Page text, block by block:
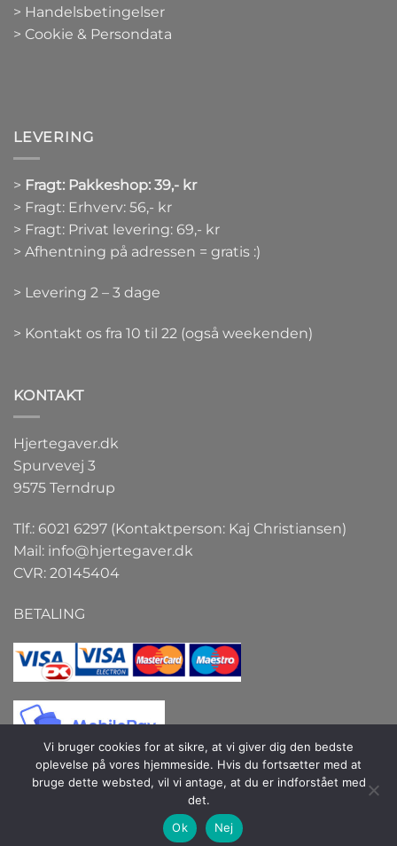
> Handelsbetingelser
> Cookie & Persondata
LEVERING
> Fragt: Pakkeshop: 39,- kr
> Fragt: Erhverv: 56,- kr
> Fragt: Privat levering: 69,- kr
> Afhentning på adressen = gratis :)
> Levering 2 – 3 dage
> Kontakt os fra 10 til 22 (også weekenden)
KONTAKT
Hjertegaver.dk
Spurvevej 3
9575 Terndrup
Tlf.: 6021 6297 (Kontaktperson: Kaj Christiansen)
Mail: info@hjertegaver.dk
CVR: 20145404
BETALING
Hjertegaver.dk| Hjertegaver.dk er et
selskab under firmaet Interact
Vi bruger cookies for at sikre, at vi giver dig den bedste
oplevelse på vores hjemmeside. Hvis du fortsætter med at
bruge dette websted, vil vi antage, at du er indforstået med
det.
Ok
Nej